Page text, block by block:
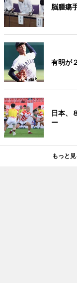
脳腫瘍
有明が
日本、
ー
もっと見